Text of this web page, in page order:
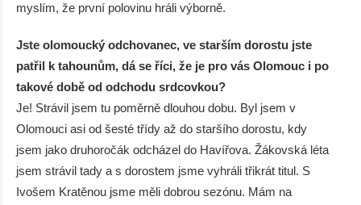
myslím, že první polovinu hráli výborně.
Jste olomoucký odchovanec, ve starším dorostu jste
patřil k tahounům, dá se říci, že je pro vás Olomouc i po
takové době od odchodu srdcovkou?
Je! Strávil jsem tu poměrně dlouhou dobu. Byl jsem v
Olomouci asi od šesté třídy až do staršího dorostu, kdy
jsem jako druhoročák odcházel do Havířova. Žákovská léta
jsem strávil tady a s dorostem jsme vyhráli třikrát titul. S
Ivošem Kratěnou jsme měli dobrou sezónu. Mám na